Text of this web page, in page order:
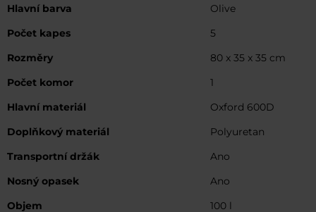
Hlavní barva
Olive
Počet kapes
5
Rozměry
80 x 35 x 35 cm
Počet komor
1
Hlavní materiál
Oxford 600D
Doplňkový materiál
Polyuretan
Transportní držák
Ano
Nosný opasek
Ano
Objem
100 l